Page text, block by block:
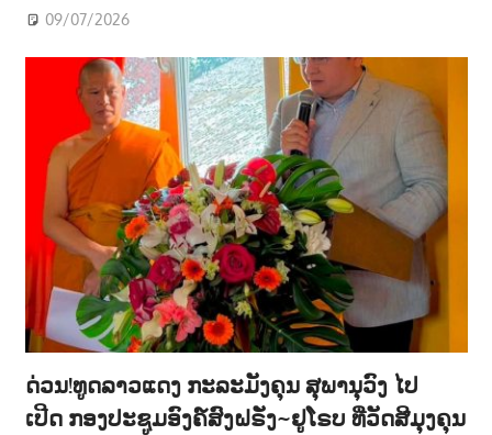
09/07/2026
ດ່ວນ!ທູດລາວແດງ ກະລະມັງຄຸນ ສຸພານຸວົງ ໄປ
ເປີດ ກອງປະຊູມອົງຄ໌ສົງຝຣັ່ງ~ຢູໂຣບ ທີ່ວັດສີມຸງຄຸນ